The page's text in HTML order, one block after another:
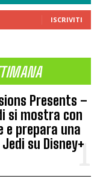
ISCRIVITI
Presents –
si mostra con
prepara una
su Disney+